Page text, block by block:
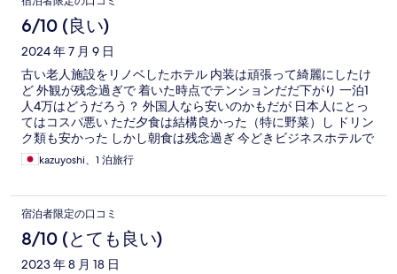
6/10 (良い)
2024 年 7 月 9 日
古い老人施設をリノベしたホテル 内装は頑張って綺麗にしたけ
ど 外観が残念過ぎで 着いた時点でテンションだだ下がり 一泊1
人4万はどうだろう？ 外国人なら安いのかもだが 日本人にとっ
てはコスパ悪い ただ夕食は結構良かった（特に野菜）し ドリン
ク類も安かった しかし朝食は残念過ぎ 今どきビジネスホテルで
も 余程良い物が出る
kazuyoshi、1 泊旅行
宿泊者限定の口コミ
8/10 (とても良い)
2023 年 8 月 18 日